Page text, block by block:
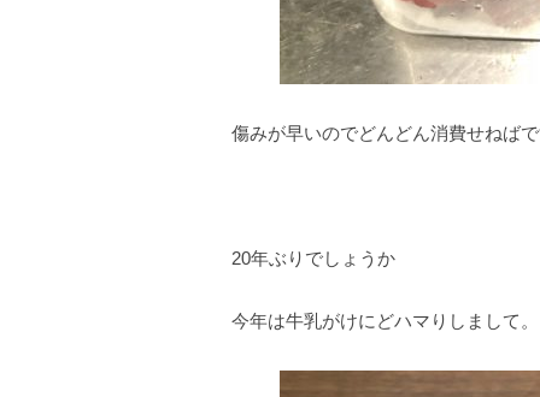
傷みが早いのでどんどん消費せねば
20年ぶりでしょうか
今年は牛乳がけにどハマりしまして。